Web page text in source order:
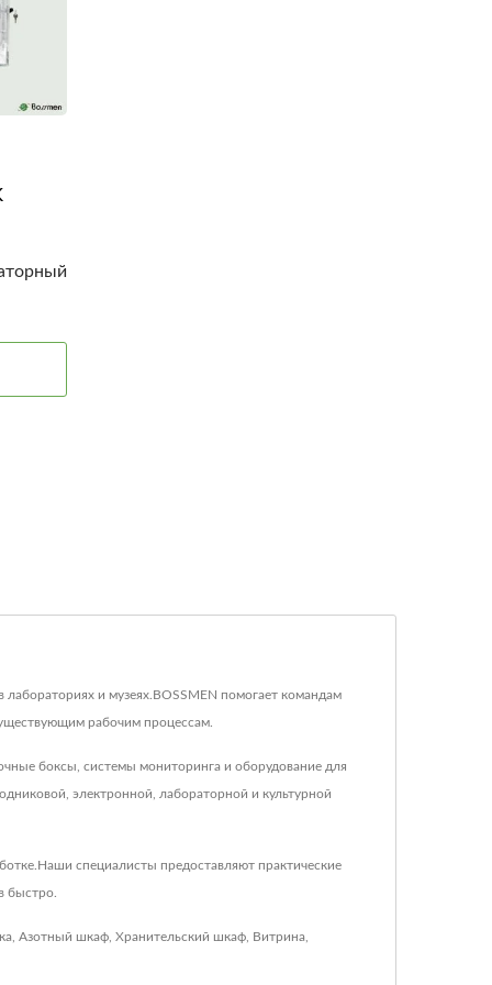
и музеях.BOSSMEN помогает командам
рабочим процессам.
боксы, системы мониторинга и оборудование для
электронной, лабораторной и культурной
специалисты предоставляют практические
быстро.
Азотный шкаф Хранительский шкаф Витрина